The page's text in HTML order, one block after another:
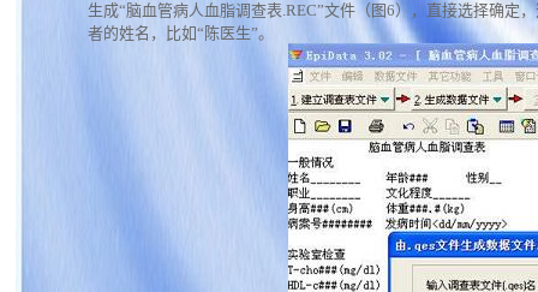
生成“脑血管病人血脂调查表.REC”文件（图6），直接选择确定
者的姓名，比如“陈医生”。